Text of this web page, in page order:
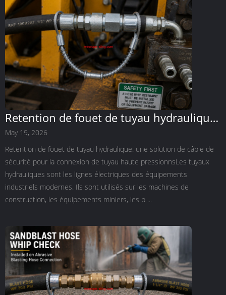
Retention de fouet de tuyau hydraulique:
une solution de câble de sécurité pour
les connexions de tuyau haute pression
May 19, 2026
Retention de fouet de tuyau hydraulique: une solution de câble de
sécurité pour la connexion de tuyau haute pressionnsLes tuyaux
hydrauliques sont les lignes électriques des équipements
industriels modernes. Ils sont utilisés sur les machines de
construction, les équipements miniers, les p ...